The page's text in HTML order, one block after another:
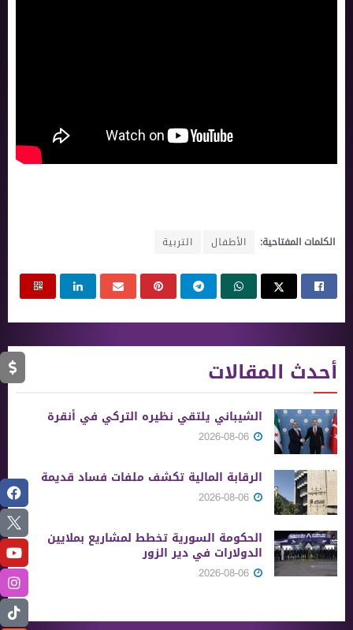
الكلمات المفتاحية: الأطفال التربية
أحدث المقالات
الشيباني يلتقي نظيره التركي في أنقرة
الرقابة المالية تكشف ملفات فساد قديمة
الحكومة السورية تخطط لمشاريع بملايين
الدولارات في دير الزور